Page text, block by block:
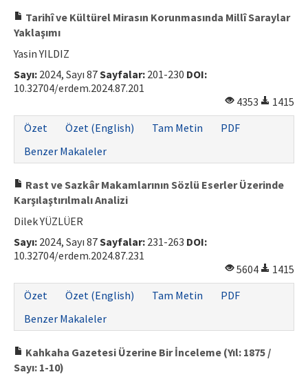
Tarihî ve Kültürel Mirasın Korunmasında Millî Saraylar
Yaklaşımı
Yasin YILDIZ
Sayı: 2024, Sayı 87Sayfalar: 201-230 DOI:
10.32704/erdem.2024.87.201
4353
1415
Özet
Özet (English) Tam Metin
PDF
Benzer Makaleler
Rast ve Sazkâr Makamlarının Sözlü Eserler Üzerinde
Karşılaştırılmalı Analizi
Dilek YÜZLÜER
Sayı: 2024, Sayı 87Sayfalar: 231-263 DOI:
10.32704/erdem.2024.87.231
5604
1415
Özet
Özet (English) Tam Metin
PDF
Benzer Makaleler
Kahkaha Gazetesi Üzerine Bir İnceleme (Yıl: 1875 /
Sayı: 1-10)